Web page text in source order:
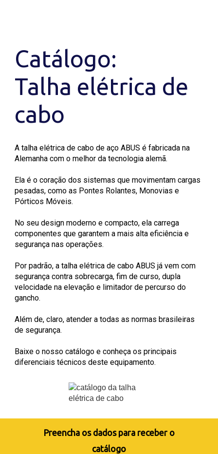
Catálogo:
Talha elétrica de
cabo
A talha elétrica de cabo de aço ABUS é fabricada na
Alemanha com o melhor da tecnologia alemã.
Ela é o coração dos sistemas que movimentam cargas
pesadas, como as Pontes Rolantes, Monovias e
Pórticos Móveis.
No seu design moderno e compacto, ela carrega
componentes que garantem a mais alta eficiência e
segurança nas operações.
Por padrão, a talha elétrica de cabo ABUS já vem com
segurança contra sobrecarga, fim de curso, dupla
velocidade na elevação e limitador de percurso do
gancho.
Além de, claro, atender a todas as normas brasileiras
de segurança.
Baixe o nosso catálogo e conheça os principais
diferenciais técnicos deste equipamento.
Preencha os dados para receber o
catálogo